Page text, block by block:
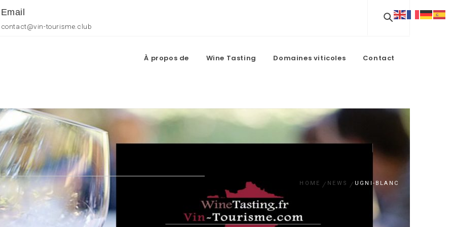
Email
contact@vin-tourisme.club
À propos de Wine Tasting Domaines viticoles Contact
HOME NEWS UGNI-BLANC